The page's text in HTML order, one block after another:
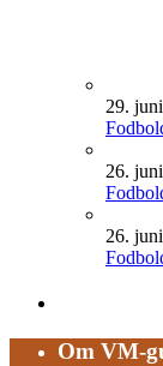
29.
26.
26.
Om VM-